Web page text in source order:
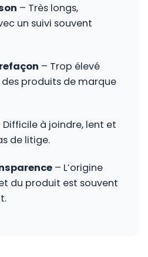
– Très longs,
un suivi souvent
– Trop élevé
produits de marque
Difficile à joindre, lent et
de litige.
– L’origine
du produit est souvent